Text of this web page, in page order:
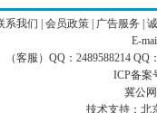
系我们 会员政策| 广告服务
E-
（客服）QQ：2489588214 QQ
ICP备案
冀公
技术支持： 北